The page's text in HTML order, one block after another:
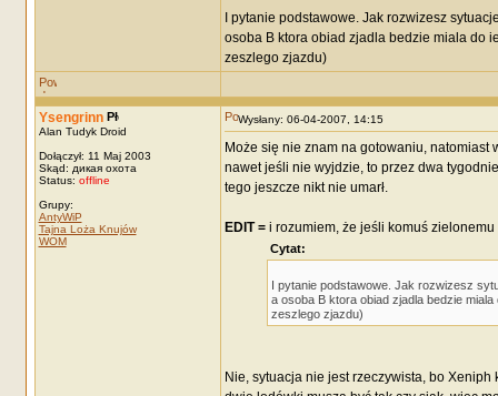
I pytanie podstawowe. Jak rozwizesz
osoba B ktora obiad zjadla bedzie miala do
zeszlego zjazdu)
Ysengrinn
Alan Tudyk Droid
Dołączył: 11 Maj 2003
Skąd: дикая охота
Status: offline
Grupy:
AntyWiP
Tajna Loża Knujów
WOM
Wysłany: 06-04-2007, 14:15
Może się nie znam na gotowaniu, natomiast
nawet jeśli nie wyjdzie, to przez dwa
tego jeszcze nikt nie umarł.
EDIT =i rozumiem, że jeśli komuś
Cytat:
I pytanie podstawowe. Jak rozwizesz
a osoba B ktora obiad zjadla bedzie
zeszlego zjazdu)
Nie, sytuacja nie jest rzeczywista, bo